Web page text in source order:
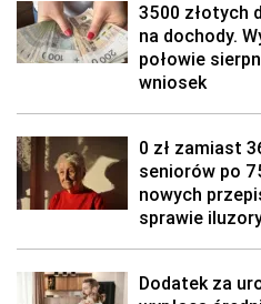
3500 złotych
na dochody.
połowie
wniosek
0 zł zamiast
seniorów po
nowych
sprawie
Dodatek za